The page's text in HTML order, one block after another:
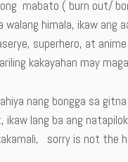
mabato ( burn out/
himala, ikaw ang
superhero, at
kakayahan may
nang bongga sa
ikaw lang ba ang
sorry is not the